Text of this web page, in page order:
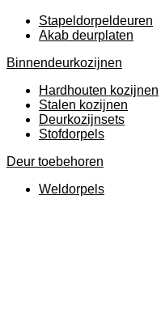
Stapeldorpeldeuren
Akab deurplaten
Binnendeurkozijnen
Hardhouten kozijnen
Stalen kozijnen
Deurkozijnsets
Stofdorpels
Deur toebehoren
Weldorpels